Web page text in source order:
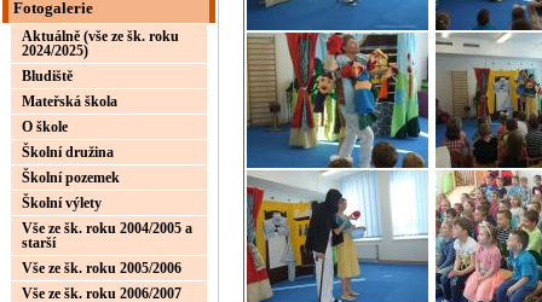
Fotogalerie
Aktuálně (vše ze šk. roku
2024/2025)
Bludiště
Mateřská škola
O škole
Školní družina
Školní pozemek
Školní výlety
Vše ze šk. roku 2004/2005 a
starší
Vše ze šk. roku 2005/2006
Vše ze šk. roku 2006/2007